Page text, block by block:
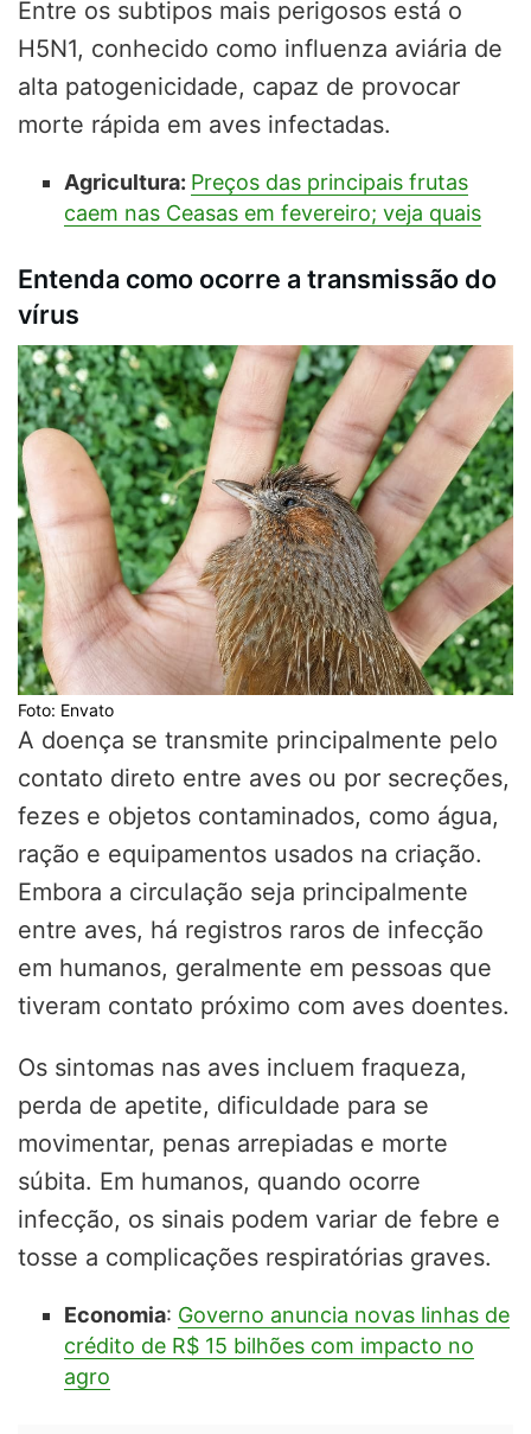
Entre os subtipos mais perigosos está o
H5N1, conhecido como influenza aviária de
alta patogenicidade, capaz de provocar
morte rápida em aves infectadas.
Agricultura: Preços das principais frutas
caem nas Ceasas em fevereiro; veja quais
Entenda como ocorre a transmissão do
vírus
Foto: Envato
A doença se transmite principalmente pelo
contato direto entre aves ou por secreções,
fezes e objetos contaminados, como água,
ração e equipamentos usados na criação.
Embora a circulação seja principalmente
entre aves, há registros raros de infecção
em humanos, geralmente em pessoas que
tiveram contato próximo com aves doentes.
Os sintomas nas aves incluem fraqueza,
perda de apetite, dificuldade para se
movimentar, penas arrepiadas e morte
súbita. Em humanos, quando ocorre
infecção, os sinais podem variar de febre e
tosse a complicações respiratórias graves.
Economia: Governo anuncia novas linhas de
crédito de R$ 15 bilhões com impacto no
agro